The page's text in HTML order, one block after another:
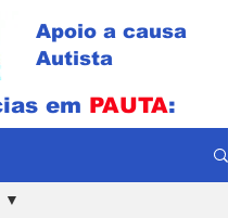
Apoio a causa
Autista
em PAUTA: